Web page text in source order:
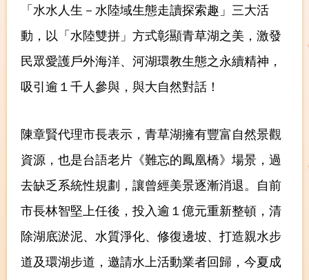
「水水人生－水陸域生態走讀探索趣」三大活
動，以「水陸雙拼」方式彰顯青草湖之美，激發
民眾愛護戶外海洋、河湖環教生態之永續精神，
吸引逾１千人參與，與大自然對話！
陳章賢代理市長表示，青草湖擁有豐富自然景觀
資源，也是台語老片《難忘的鳳凰橋》場景，過
去缺乏系統性規劃，讓曾經美景逐漸消退。自前
市長林智堅上任後，投入逾１億元重新整頓，清
除湖底淤泥、水質淨化、修復邊坡、打造親水步
道及環湖步道，邀請水上活動業者回歸，今夏成